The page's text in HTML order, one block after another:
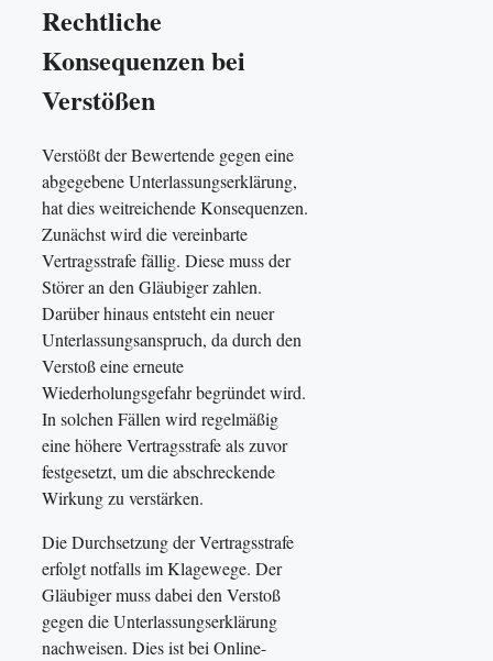
Rechtliche
Konsequenzen bei
Verstößen
Verstößt der Bewertende gegen eine
abgegebene Unterlassungserklärung,
hat dies weitreichende Konsequenzen.
Zunächst wird die vereinbarte
Vertragsstrafe fällig. Diese muss der
Störer an den Gläubiger zahlen.
Darüber hinaus entsteht ein neuer
Unterlassungsanspruch, da durch den
Verstoß eine erneute
Wiederholungsgefahr begründet wird.
In solchen Fällen wird regelmäßig
eine höhere Vertragsstrafe als zuvor
festgesetzt, um die abschreckende
Wirkung zu verstärken.
Die Durchsetzung der Vertragsstrafe
erfolgt notfalls im Klagewege. Der
Gläubiger muss dabei den Verstoß
gegen die Unterlassungserklärung
nachweisen. Dies ist bei Online-